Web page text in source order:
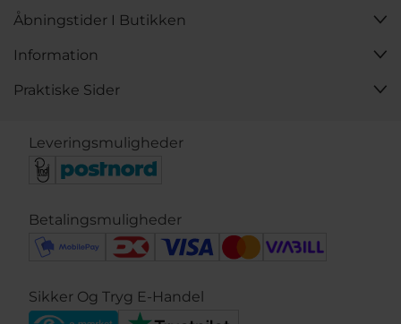
Åbningstider I Butikken
Information
Praktiske Sider
Leveringsmuligheder
Betalingsmuligheder
Sikker Og Tryg E-Handel